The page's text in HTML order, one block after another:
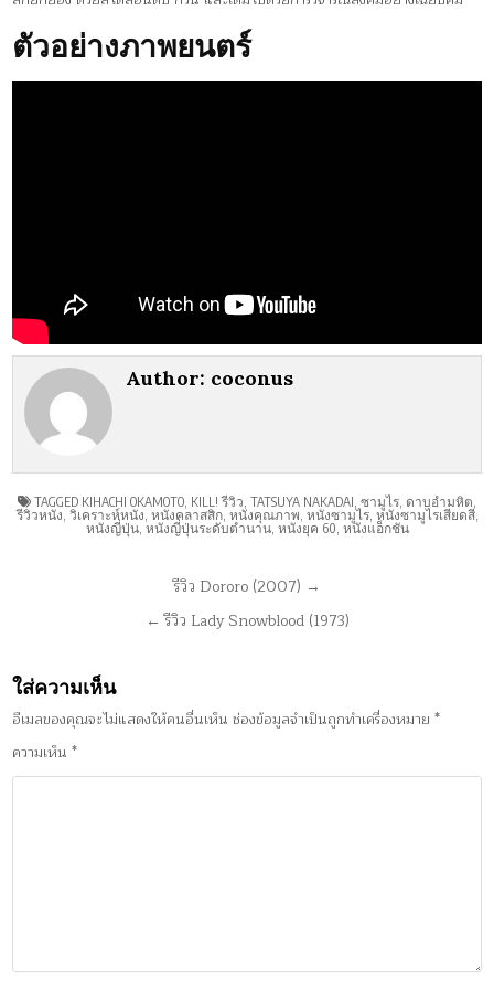
ตัวอย่างภาพยนตร์
Author: coconus
TAGGED KIHACHI OKAMOTO KILL! รีวิว TATSUYA NAKADAI ซามูไร ดาบอำมหิต
รีวิวหนัง วิเคราะห์หนัง หนังคลาสสิก, หนังคุณภาพ หนังซามูไร, หนังซามูไรเสียดสี,
หนังญี่ปุ่น, หนังญี่ปุ่นระดับตำนาน, หนังยุค 60 หนังแอ็กชัน
รีวิว Dororo (2007) →
← รีวิว Lady Snowblood (1973)
ใส่ความเห็น
อีเมลของคุณจะไม่แสดงให้คนอื่นเห็น ช่องข้อมูลจำเป็นถูกทำเครื่องหมาย*
ความเห็น*